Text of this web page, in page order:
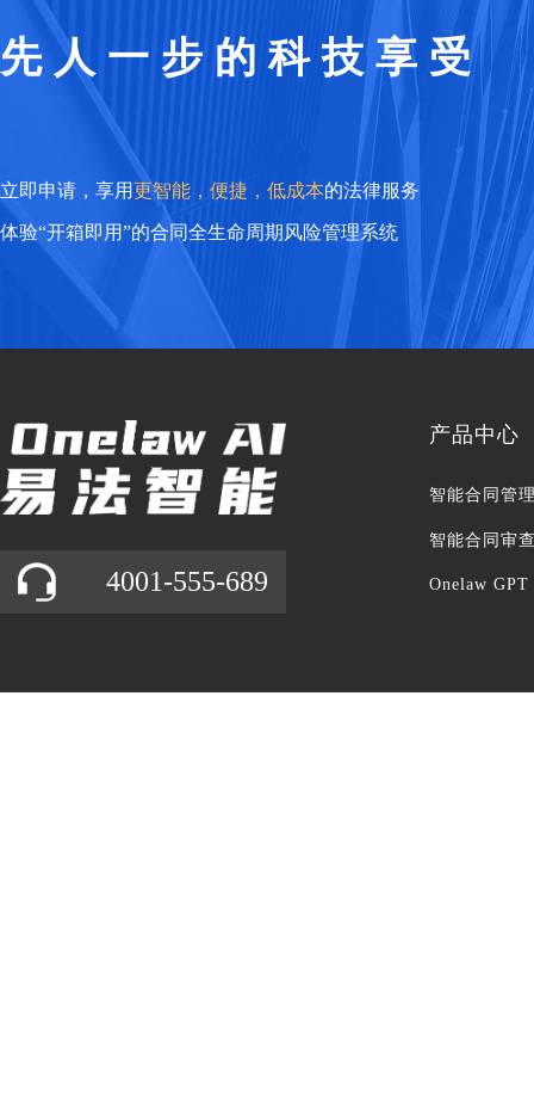
先人一步的科技享受
立即申请，享用更智能，便捷，低成本的法律服务
体验“开箱即用”的合同全生命周期风险管理系统
4001-555-689
产品中心
智能合同管
智能合同审
Onelaw GPT